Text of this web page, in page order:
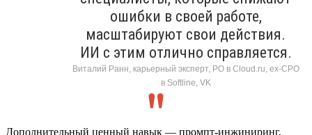
ошибки в своей работе,
масштабируют свои действия.
ИИ с этим отлично справляется.
Виталий Ранн, карьерный эксперт, PO в Cloud.ru, ex-CPO
в Softline, VK
Дополнительный ценный навык — промпт-инжиниринг,